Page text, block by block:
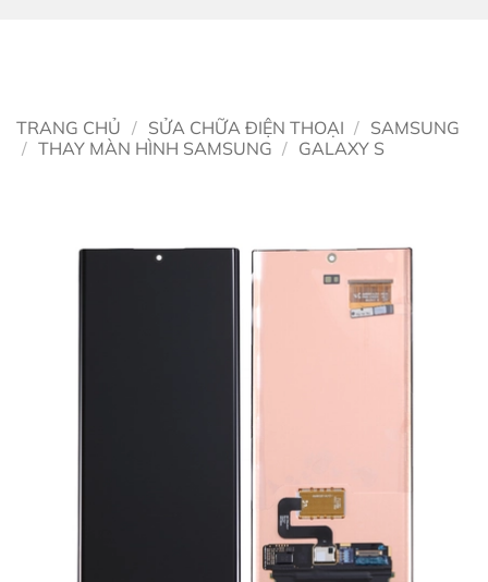
TRANG CHỦ / SỬA CHỮA ĐIỆN THOẠI / SAMSUNG
/ THAY MÀN HÌNH SAMSUNG / GALAXY S